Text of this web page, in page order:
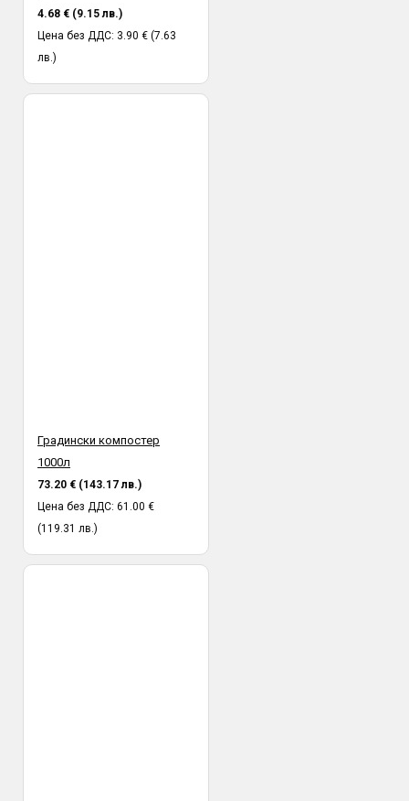
4.68 € (9.15 лв.)
Цена без ДДС: 3.90 € (7.63
лв.)
Градински компостер
1000л
73.20 € (143.17 лв.)
Цена без ДДС: 61.00 €
(119.31 лв.)